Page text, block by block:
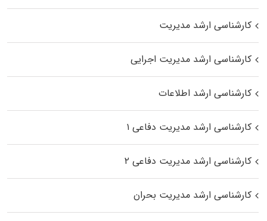
کارشناسی ارشد مدیریت
کارشناسی ارشد مدیریت اجرایی
کارشناسی ارشد اطلاعات
کارشناسی ارشد مدیریت دفاعی ۱
کارشناسی ارشد مدیریت دفاعی ۲
کارشناسی ارشد مدیریت بحران